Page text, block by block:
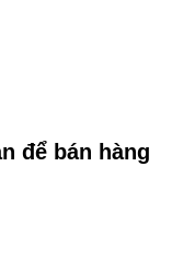
để bán hàng